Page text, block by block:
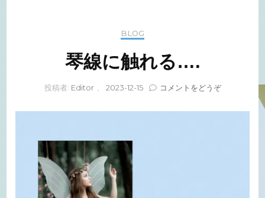
BLOG
琴線に触れる….
投稿者: Editor 、 2023-12-15 コメントをどうぞ(琴
に